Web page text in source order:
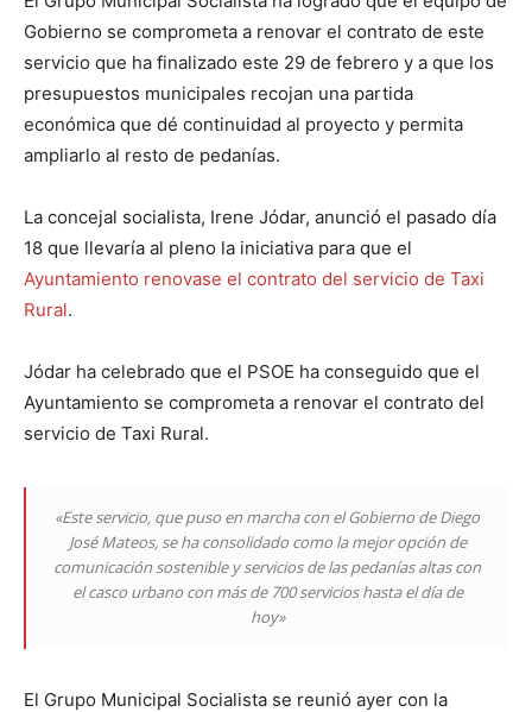
Gobierno se comprometa a renovar el contrato de este
servicio que ha finalizado este 29 de febrero y a que los
presupuestos municipales recojan una partida
económica que dé continuidad al proyecto y permita
ampliarlo al resto de pedanías.
La concejal socialista, Irene Jódar, anunció el pasado día
18 que llevaría al pleno la iniciativa para que el
Ayuntamiento renovase el contrato del servicio de Taxi
Rural.
Jódar ha celebrado que el PSOE ha conseguido que el
Ayuntamiento se comprometa a renovar el contrato del
servicio de Taxi Rural.
«Este servicio, que puso en marcha con el Gobierno de Diego
José Mateos, se ha consolidado como la mejor opción de
comunicación sostenible y servicios de las pedanías altas con
el casco urbano con más de 700 servicios hasta el día de
hoy»
El Grupo Municipal Socialista se reunió ayer con la